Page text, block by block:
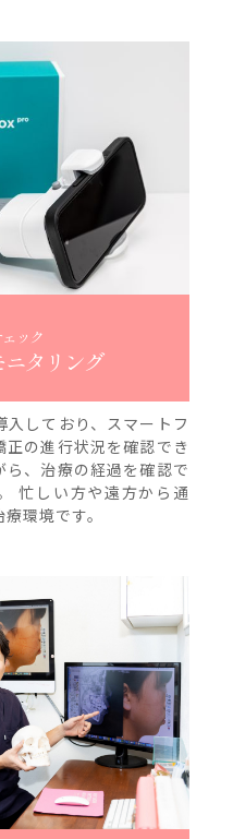
ック
タリング
しており、スマートフ
の進行状況を確認でき
ら、治療の経過を確認で
忙しい方や遠方から通
環境です。